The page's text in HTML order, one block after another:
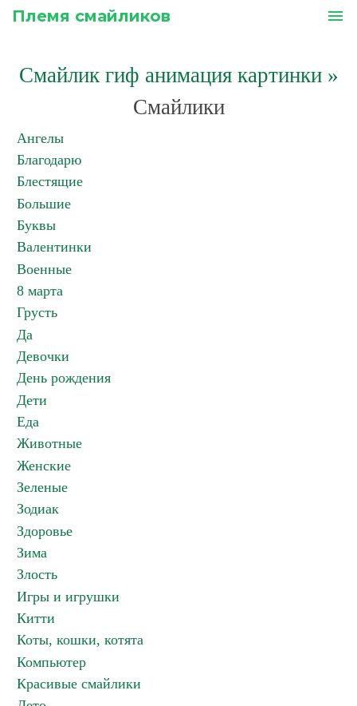
Племя смайликов menu
Смайлик гиф анимация картинки»
Смайлики
Ангелы
Благодарю
Блестящие
Большие
Буквы
Валентинки
Военные
8 марта
Грусть
Да
Девочки
День рождения
Дети
Еда
Животные
Женские
Зеленые
Зодиак
Здоровье
Зима
Злость
Игры и игрушки
Китти
Коты, кошки, котята
Компьютер
Красивые смайлики